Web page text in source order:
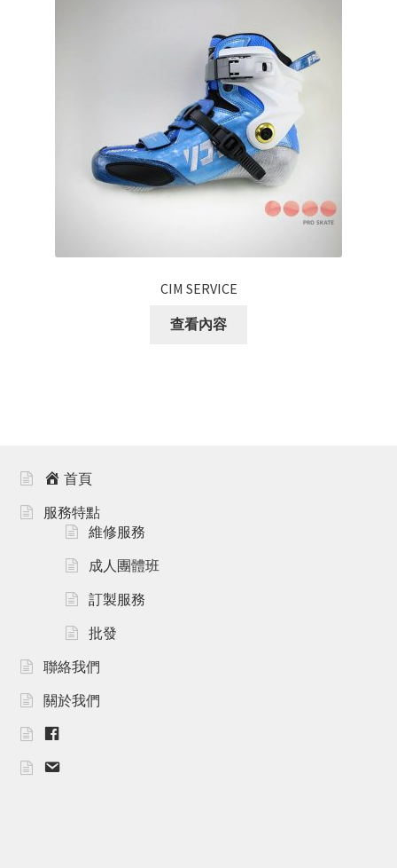
CIM SERVICE
查看內容
首頁
服務特點
維修服務
成人團體班
訂製服務
批發
聯絡我們
關於我們
F
m